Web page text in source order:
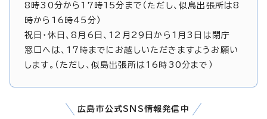
8時30分から17時15分まで（ただし、似島出張所は8
時から16時45分）
祝日・休日、8月6日、12月29日から1月3日は閉庁
窓口へは、17時までにお越しいただきますようお願い
します。（ただし、似島出張所は16時30分まで）
広島市公式SNS情報発信中